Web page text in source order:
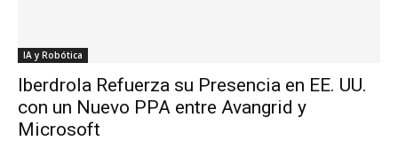
IA y Robótica
Iberdrola Refuerza su Presencia en EE. UU.
con un Nuevo PPA entre Avangrid y
Microsoft